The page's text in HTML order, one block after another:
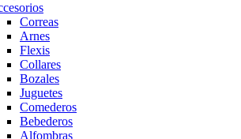
Correas
Arnes
Flexis
Collares
Bozales
Juguetes
Comederos
Bebederos
Alfombras